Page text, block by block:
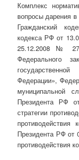
Комплекс
вопросы дарения
Гражданский
кодекса РФ от
25.12.2008 №
Федерального
Федерации»,
муниципальной
Президента РФ
стратегии
Президента РФ от
противодействия